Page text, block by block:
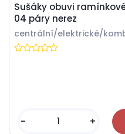
Sušáky obuvi ramínkové
04 páry nerez
centrální/elektrické/
- +